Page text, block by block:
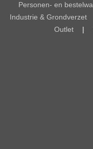
Personen- en
Industrie & Grondverzet
Outlet
|